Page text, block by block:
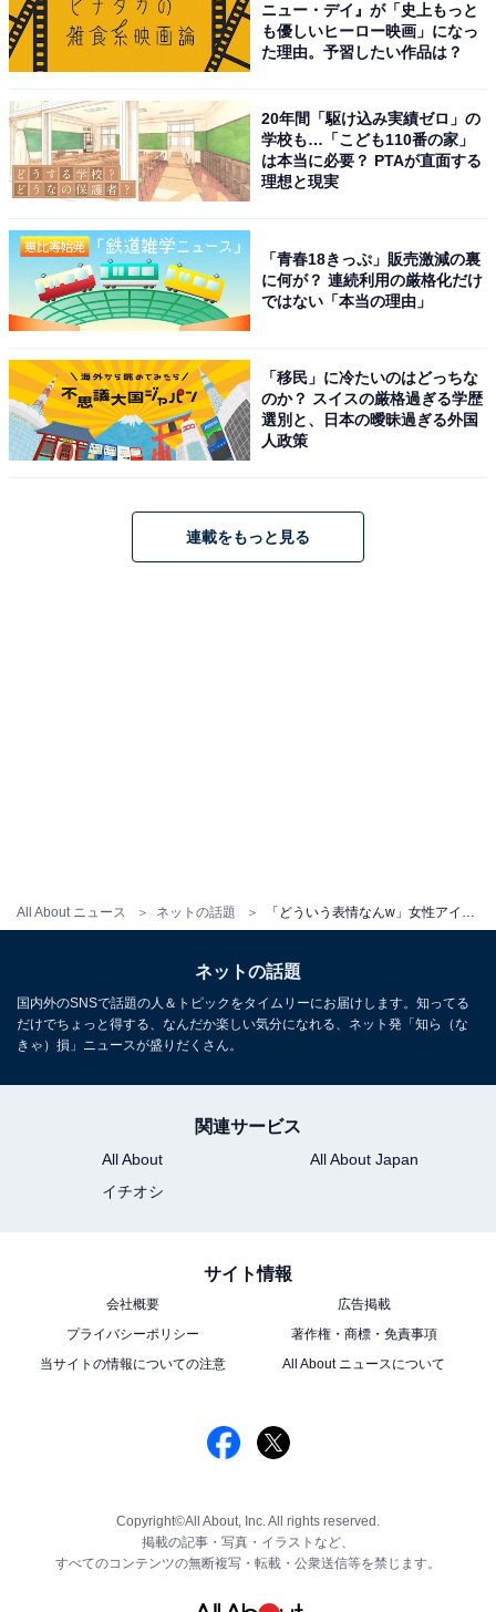
All About ニュース ネットの話題
ニュー・デイ』が「史上もっと
も優しいヒーロー映画」になっ
た理由。予習したい作品は？
20年間「駆け込み実績ゼロ」の
学校も…「こども110番の家」
は本当に必要？ PTAが直面する
理想と現実
「青春18きっぷ」販売激減の裏
に何が？ 連続利用の厳格化だけ
ではない「本当の理由」
「移民」に冷たいのはどっちな
のか？ スイスの厳格過ぎる学歴
選別と、日本の曖昧過ぎる外国
人政策
連載をもっと見る
ネットの話題
国内外のSNSで話題の人＆トピックをタイムリーにお届けします。知ってる
だけでちょっと得する、なんだか楽しい気分になれる、ネット発「知ら（な
きゃ）損」ニュースが盛りだくさん。
関連サービス
All About
All About Japan
イチオシ
サイト情報
会社概要
広告掲載
プライバシーポリシー
著作権・商標・免責事項
当サイトの情報についての注意
All About ニュースについて
Copyright©All About, Inc. All rights reserved.
掲載の記事・写真・イラストなど、
すべてのコンテンツの無断複写・転載・公衆送信等を禁じます。